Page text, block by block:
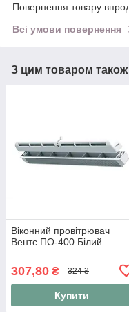
Повернення товару
Всі умови повернення
З цим товаром
Віконний провітрювач
Вентс ПО-400 Білий
307,80 ₴ 324 ₴
Купити